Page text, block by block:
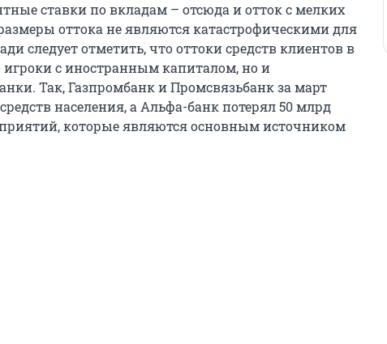
ставки по вкладам – отсюда и отток с мелких
оттока не являются катастрофическими для
следует отметить, что оттоки средств клиентов в
игроки с иностранным капиталом, но и
Так, Газпромбанк и Промсвязьбанк за март
населения, а Альфа-банк потерял 50 млрд
которые являются основным источником